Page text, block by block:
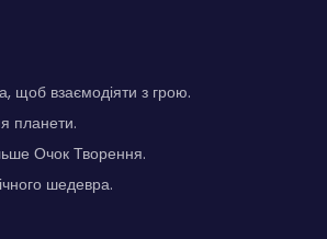
щоб взаємодіяти з грою.
планети.
Очок Творення.
шедевра.